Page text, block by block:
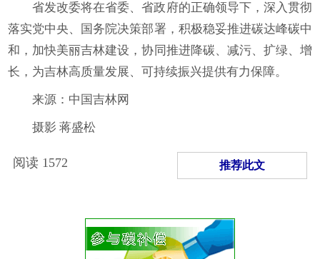
省发改委将在省委、省政府的正确领导下，深入贯彻
落实党中央、国务院决策部署，积极稳妥推进碳达峰碳中
和，加快美丽吉林建设，协同推进降碳、减污、扩绿、增
长，为吉林高质量发展、可持续振兴提供有力保障。
来源：中国吉林网
摄影 蒋盛松
阅读 1572 推荐此文